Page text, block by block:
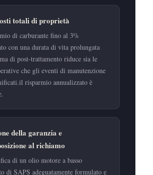
totali di proprietà
di carburante fino al 3%
con una durata di vita prolungata
di post-trattamento riduce sia le
che gli eventi di manutenzione
risparmio annualizzato è
della garanzia e
al richiamo
di un olio motore a basso
di SAPS adeguatamente formulato e